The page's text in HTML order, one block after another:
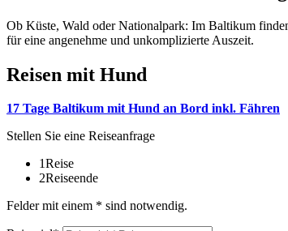
Ob Küste, Wald oder Nationalpark: Im Baltikum
für eine angenehme und unkomplizierte Auszeit.
Reisen mit Hund
17 Tage Baltikum mit Hund an Bord inkl. Fähren
Stellen Sie eine Reiseanfrage
1Reise
2Reiseende
Felder mit einem * sind notwendig.